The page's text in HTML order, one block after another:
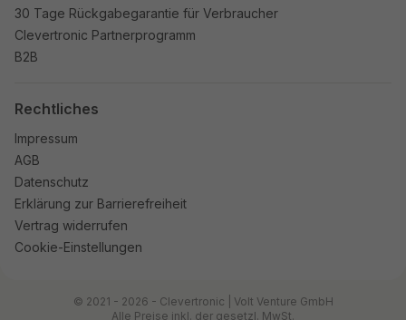
30 Tage Rückgabegarantie für Verbraucher
Clevertronic Partnerprogramm
B2B
Rechtliches
Impressum
AGB
Datenschutz
Erklärung zur Barrierefreiheit
Vertrag widerrufen
Cookie-Einstellungen
© 2021 - 2026 - Clevertronic | Volt Venture GmbH
Alle Preise inkl. der gesetzl. MwSt.